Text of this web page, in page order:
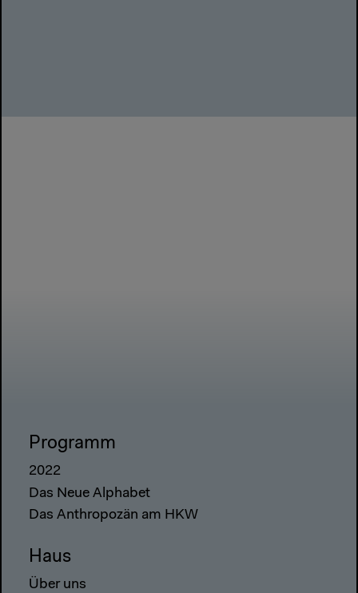
Programm
2022
Das Neue Alphabet
Das Anthropozän am HKW
Haus
Über uns